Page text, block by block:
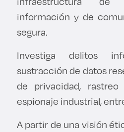
información y de
segura.
Investiga delitos
sustracción de datos
de privacidad,
espionaje industrial,
A partir de una visión